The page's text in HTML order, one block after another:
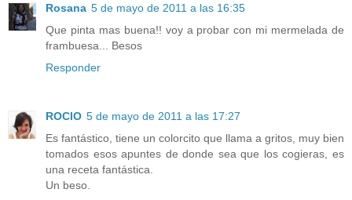
Rosana 5 de mayo de 2011 a las 16:35
Que pinta mas buena!! voy a probar con mi mermelada de
frambuesa... Besos
Responder
ROCIO 5 de mayo de 2011 a las 17:27
Es fantástico, tiene un colorcito que llama a gritos, muy bien
tomados esos apuntes de donde sea que los cogieras, es
una receta fantástica.
Un beso.